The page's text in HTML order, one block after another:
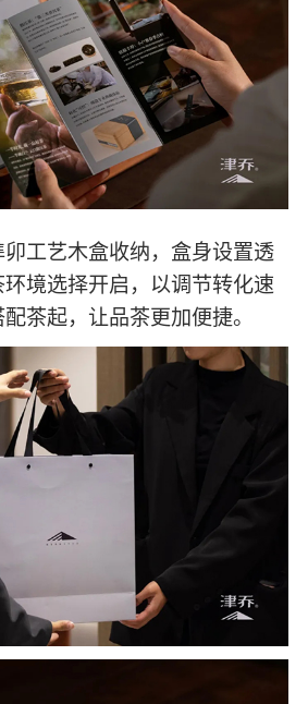
浓郁，甜润鲜爽，芬芳自然。
能品味出粽香、野兰香等丰富
户赛“媲美冰岛”的美誉。
卯工艺木盒收纳，盒身设置透
环境选择开启，以调节转化速
配茶起，让品茶更加便捷。